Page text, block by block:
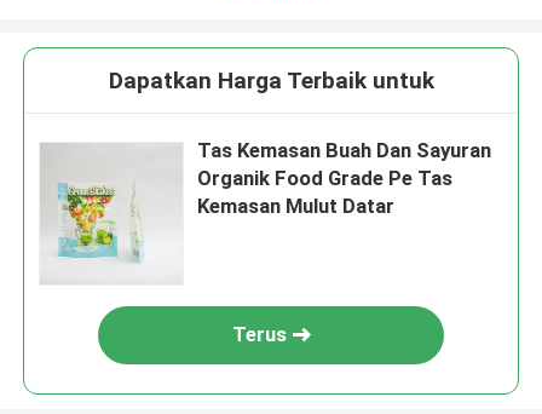
Dapatkan Harga Terbaik untuk
Tas Kemasan Buah Dan Sayuran
Organik Food Grade Pe Tas
Kemasan Mulut Datar
Terus